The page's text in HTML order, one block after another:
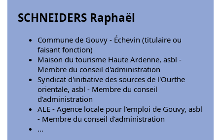
SCHNEIDERS Raphaël
Commune de Gouvy - Échevin (titulaire ou
faisant fonction)
Maison du tourisme Haute Ardenne, asbl -
Membre du conseil d'administration
Syndicat d'initiative des sources de l'Ourthe
orientale, asbl - Membre du conseil
d'administration
ALE - Agence locale pour l'emploi de Gouvy, asbl
- Membre du conseil d'administration
...